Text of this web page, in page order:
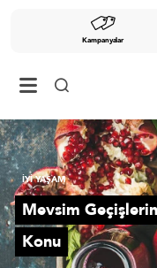
Kampanyalar
İYİ YAŞAM
Mevsim
Konu